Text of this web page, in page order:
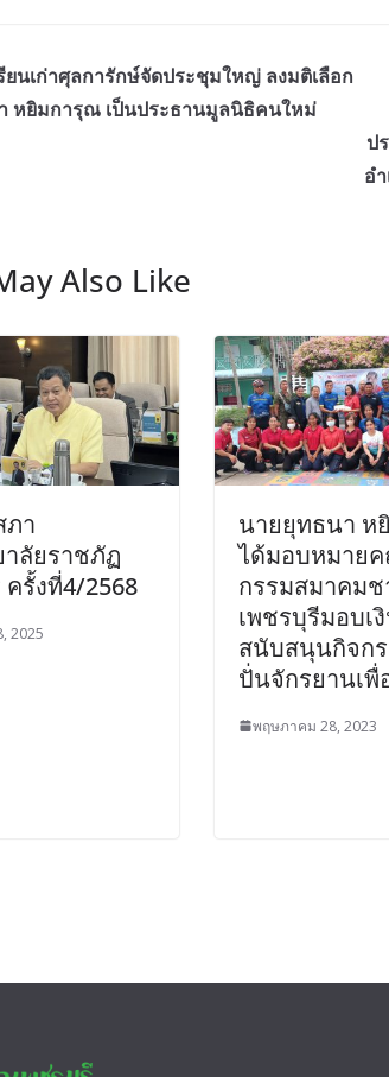
ยนเก่าศุลการักษ์จัดประชุมใหญ่ ลงมติเลือก
หยิมการุณ เป็นประธานมูลนิธิคนใหม่
ป
อ
Also Like
ภา
ลัยราชภัฏ
ครั้งที่4/2568
2025
นายยุทธนา ห
ได้มอบหมาย
กรรมสมาคมช
เพชรบุรีมอบเ
สนับสนุนกิจก
ปั่นจักรยานเพื่
พฤษภาคม 28, 2023
กิจกรรม/โครงการ ข่าวสารชาวเพชร ความรู้ทั่วไป
ผู้แทนสมาคมชาวเพชร
เข้าร่วมประชุม การนําเ
3ปี(2570-2572)
กรกฎาคม 10, 2026 phet-admin